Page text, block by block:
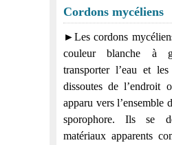
Cordons mycéliens
►Les cordons
couleur blanche à
transporter l’eau et
dissoutes de l’endroit
apparu vers l’ensemble
sporophore. Ils se
matériaux apparents